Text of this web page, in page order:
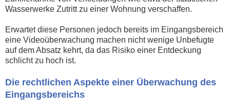
Wasserwerke Zutritt zu einer Wohnung verschaffen.
Erwartet diese Personen jedoch bereits im Eingangsbereich
eine Videoüberwachung machen nicht wenige Unbefugte
auf dem Absatz kehrt, da das Risiko einer Entdeckung
schlicht zu hoch ist.
Die rechtlichen Aspekte einer Überwachung des
Eingangsbereichs